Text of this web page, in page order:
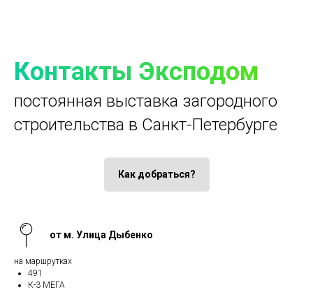
Контакты Эксподом
постоянная выставка загородного
строительства в Санкт-Петербурге
Как добраться?
от м. Улица Дыбенко
на маршрутках
491
К-3 МЕГА